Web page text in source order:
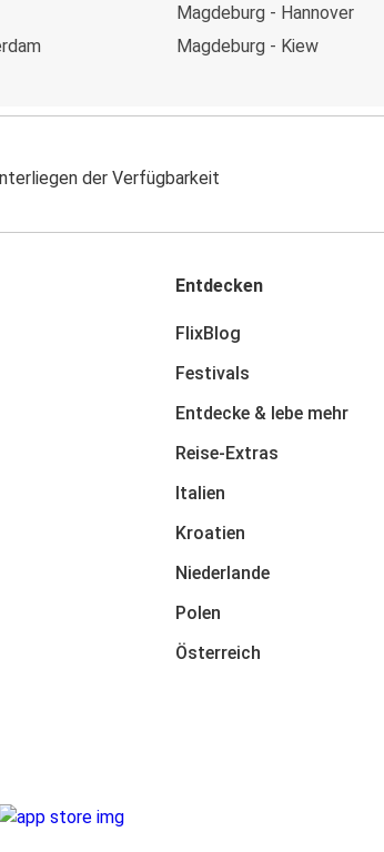
Magdeburg - Hannover
Magdeburg - Kiew
der Verfügbarkeit
Entdecken
FlixBlog
Festivals
Entdecke & lebe mehr
Reise-Extras
Italien
Kroatien
Niederlande
Polen
Österreich